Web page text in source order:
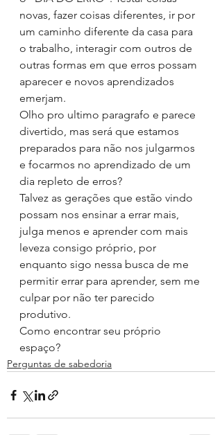
novas, fazer coisas diferentes, ir por
um caminho diferente da casa para
o trabalho, interagir com outros de
outras formas em que erros possam
aparecer e novos aprendizados
emerjam.
Olho pro ultimo paragrafo e parece
divertido, mas será que estamos
preparados para não nos julgarmos
e focarmos no aprendizado de um
dia repleto de erros?
Talvez as gerações que estão vindo
possam nos ensinar a errar mais,
julga menos e aprender com mais
leveza consigo próprio, por
enquanto sigo nessa busca de me
permitir errar para aprender, sem me
culpar por não ter parecido
produtivo.
Como encontrar seu próprio
espaço?
Perguntas de sabedoria